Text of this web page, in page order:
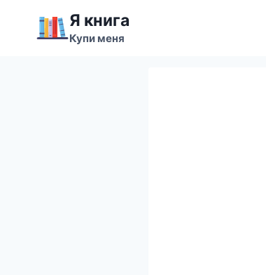
содержимому
Я книга
Купи меня